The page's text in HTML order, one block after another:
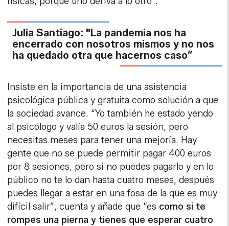
Julia Santiago: "La pandemia nos ha
encerrado con nosotros mismos y no nos
ha quedado otra que hacernos caso”
Insiste en la importancia de una asistencia
psicológica pública y gratuita como solución a que
la sociedad avance. “Yo también he estado yendo
al psicólogo y valía 50 euros la sesión, pero
necesitas meses para tener una mejoría. Hay
gente que no se puede permitir pagar 400 euros
por 8 sesiones, pero si no puedes pagarlo y en lo
público no te lo dan hasta cuatro meses, después
puedes llegar a estar en una fosa de la que es muy
difícil salir”, cuenta y añade que “es como si te
rompes una pierna y tienes que esperar cuatro